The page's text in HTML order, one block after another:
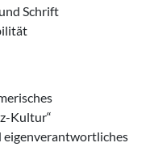
Schrift
Kultur“
eigenverantwortliches